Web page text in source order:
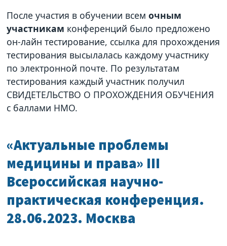
После участия в обучении всемочным
участникам конференций было предложено
он-лайн тестирование, ссылка для прохождения
тестирования высылалась каждому участнику
по электронной почте. По результатам
тестирования каждый участник получил
СВИДЕТЕЛЬСТВО О ПРОХОЖДЕНИЯ ОБУЧЕНИЯ
с баллами НМО.
«Актуальные проблемы
медицины и права» III
Всероссийская научно-
практическая конференция.
28.06.2023. Москва